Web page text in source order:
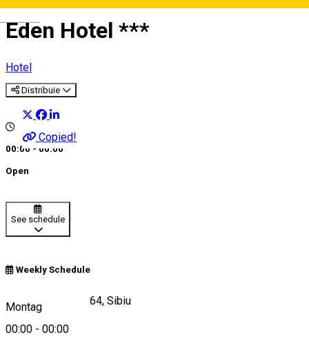
Eden Hotel ***
Hotel
Distribuie
Copied!
00:00 - 00:00
Open
See schedule
Weekly Schedule
Montag
00:00 - 00:00
Sos. Alba Iulia nr. 64, Sibiu